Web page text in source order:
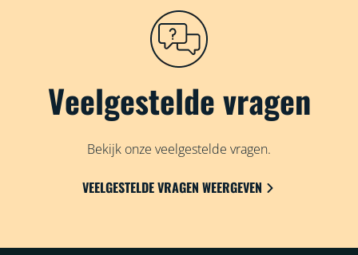
Veelgestelde vragen
Bekijk onze veelgestelde vragen.
VEELGESTELDE VRAGEN WEERGEVEN